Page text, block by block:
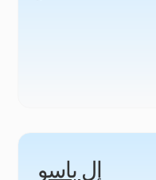
إل باسو